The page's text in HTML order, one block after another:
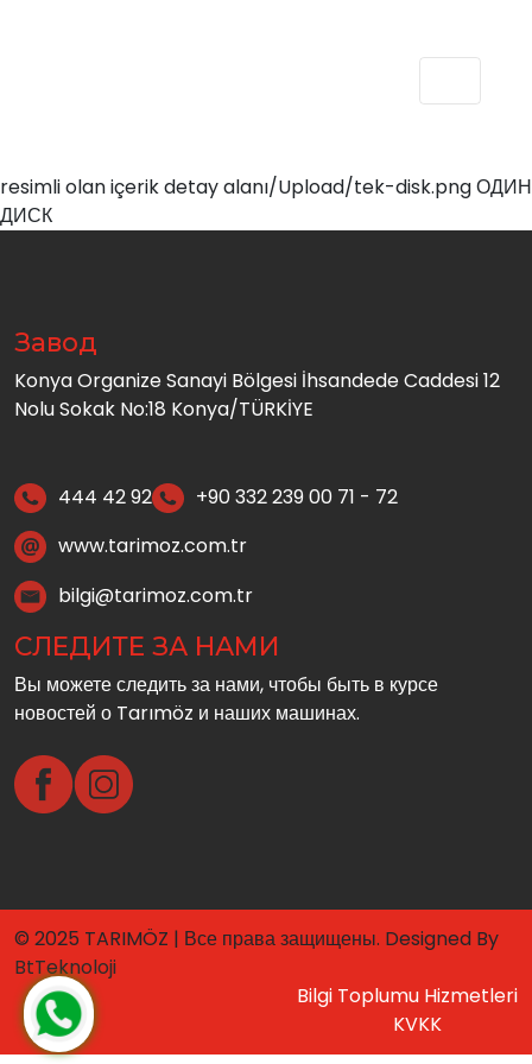
resimli olan içerik detay alanı/Upload/tek-disk.png ОДИН
ДИСК
Завод
Konya Organize Sanayi Bölgesi İhsandede Caddesi 12
Nolu Sokak No:18 Konya/TÜRKİYE
444 42 92
+90 332 239 00 71 - 72
www.tarimoz.com.tr
bilgi@tarimoz.com.tr
СЛЕДИТЕ ЗА НАМИ
Вы можете следить за нами, чтобы быть в курсе
новостей о Tarımöz и наших машинах.
© 2025 TARIMÖZ | Все права защищены. Designed By
BtTeknoloji
Bilgi Toplumu Hizmetleri
KVKK